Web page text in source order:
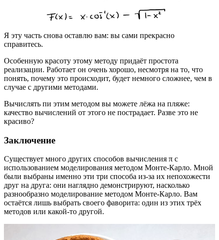
Я эту часть снова оставлю вам: вы сами прекрасно
справитесь.
Особенную красоту этому методу придаёт простота
реализации. Работает он очень хорошо, несмотря на то, что
понять, почему это происходит, будет немного сложнее, чем в
случае с другими методами.
Вычислять пи этим методом вы можете лёжа на пляже:
качество вычислений от этого не пострадает. Разве это не
красиво?
Заключение
Существует много других способов вычисления π с
использованием моделирования методом Монте-Карло. Мной
были выбраны именно эти три способа из-за их непохожести
друг на друга: они наглядно демонстрируют, насколько
разнообразно моделирование методом Монте-Карло. Вам
остаётся лишь выбрать своего фаворита: один из этих трёх
методов или какой-то другой.